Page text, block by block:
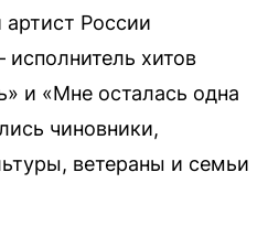
России
хитов
и «Мне осталась одна
чиновники,
ветераны и семьи